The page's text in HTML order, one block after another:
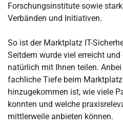
Forschungsinstitute sowie
Verbänden und Initiativen.
So ist der Marktplatz IT-
Seitdem wurde viel erreicht
natürlich mit Ihnen teilen.
fachliche Tiefe beim Marktplatz
hinzugekommen ist, wie viele
konnten und welche
mittlerweile anbieten können.